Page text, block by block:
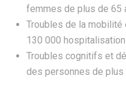
femmes de plus de 65
Troubles de la mobilité
130 000
Troubles cognitifs et
des personnes de plus